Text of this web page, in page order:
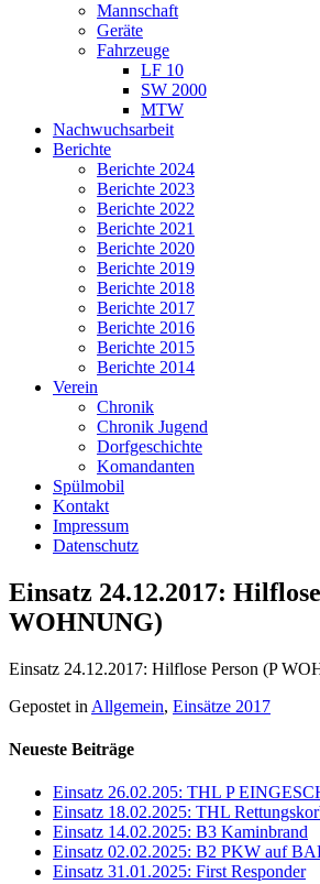
Mannschaft
Geräte
Fahrzeuge
LF 10
SW 2000
MTW
Nachwuchsarbeit
Berichte
Berichte 2024
Berichte 2023
Berichte 2022
Berichte 2021
Berichte 2020
Berichte 2019
Berichte 2018
Berichte 2017
Berichte 2016
Berichte 2015
Berichte 2014
Verein
Chronik
Chronik Jugend
Dorfgeschichte
Komandanten
Spülmobil
Kontakt
Impressum
Datenschutz
Einsatz 24.12.2017:
WOHNUNG)
Einsatz 24.12.2017: Hilflose Person (P
Gepostet in Allgemein, Einsätze 2017
Neueste Beiträge
Einsatz 26.02.205: THL P
Einsatz 18.02.2025: THL
Einsatz 14.02.2025: B3 Kaminbrand
Einsatz 02.02.2025: B2 PKW auf
Einsatz 31.01.2025: First Responder